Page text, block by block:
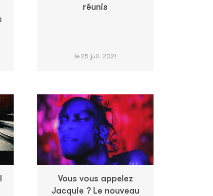
réunis
le 25 juil. 2021
Vous vous appelez
Jacquie ? Le nouveau